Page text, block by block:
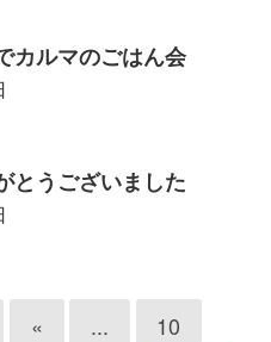
カルマのごはん会
とうございました
« ...
10